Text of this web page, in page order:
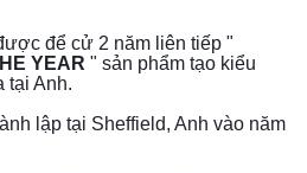
để cử 2 năm liên tiếp "
YEAR " sản phẩm tạo kiểu
tại Anh.
lập tại Sheffield, Anh vào năm